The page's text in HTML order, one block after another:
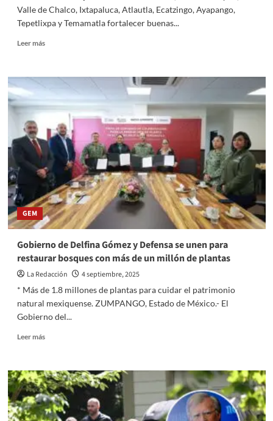
Valle de Chalco, Ixtapaluca, Atlautla, Ecatzingo, Ayapango,
Tepetlixpa y Temamatla fortalecer buenas...
Leer másRead
Garantiza
Delfina
Gómez
comercios
seguros
servicios
de
calidad
en
la
zona
firma
convenios
con
municipios
GEM
Gobierno de Delfina Gómez y Defensa se unen para
restaurar bosques con más de un millón de plantas
La Redacción
4 septiembre, 2025
* Más de 1.8 millones de plantas para cuidar el patrimonio
natural mexiquense. ZUMPANGO, Estado de México.- El
Gobierno del...
Leer másRead
Gobierno
de
Delfina
Gómez
y